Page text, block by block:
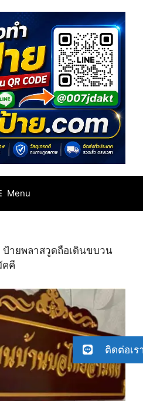
Menu
ป้ายพลาสวูดถือเดินขบวน
คคี
ติดต่อเร